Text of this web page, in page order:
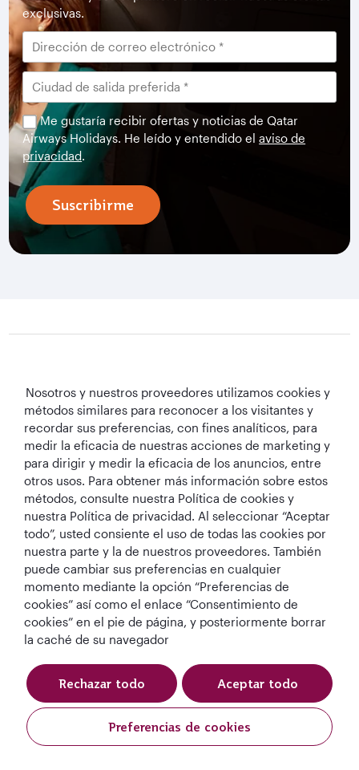
exclusivas.
Me gustaría recibir ofertas y noticias de Qatar
Airways Holidays. He leído y entendido elaviso de
privacidad.
Suscribirme
Qatar Airways
Mantengámonos en contacto
Mejor Aerolínea
de Oriente Medio
Mejor Aerolínea
del Mundo
Mejor Clase
Business del
mejor sala VIP
Business del
Condiciones
Política de
cookies
Declaración de protección
de datos
Qatar Airways Holidays (Spanish). Todos los derechos reservados..
Nosotros y nuestros proveedores utilizamos cookies y
métodos similares para reconocer a los visitantes y
recordar sus preferencias, con fines analíticos, para
medir la eficacia de nuestras acciones de marketing y
para dirigir y medir la eficacia de los anuncios, entre
otros usos. Para obtener más información sobre estos
métodos, consulte nuestra Política de cookies y
nuestra Política de privacidad. Al seleccionar “Aceptar
todo”, usted consiente el uso de todas las cookies por
nuestra parte y la de nuestros proveedores. También
puede cambiar sus preferencias en cualquier
momento mediante la opción “Preferencias de
cookies” así como el enlace “Consentimiento de
cookies” en el pie de página, y posteriormente borrar
la caché de su navegador
Preferencias de cookies
Rechazar todo Aceptar todo